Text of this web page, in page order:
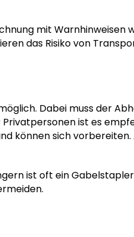
mit Warnhinweisen
das Risiko von
Dabei muss der
Privatpersonen ist es
können sich
ist oft ein